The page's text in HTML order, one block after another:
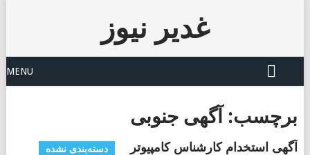
غدیر نیوز
MENU
برچسب: آگهی جنوبی
دسته‌بندی نشده
آگهی استخدام کارشناس کامپیوتر